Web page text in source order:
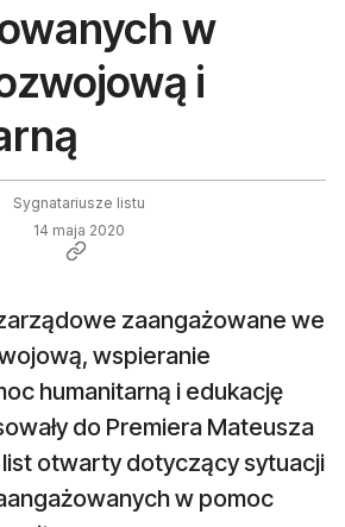
w
i
Sygnatariusze listu
14 maja 2020
zaangażowane we
wspieranie
humanitarną i edukację
do Premiera Mateusza
otwarty dotyczący sytuacji
w pomoc